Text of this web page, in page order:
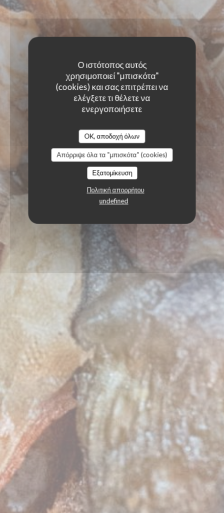
Ο ιστότοπος αυτός
χρησιμοποιεί "μπισκότα"
(cookies) και σας επιτρέπει να
ελέγξετε τι θέλετε να
ενεργοποιήσετε
OK, αποδοχή όλων
Απόρριψε όλα τα "μπισκότα" (cookies)
Εξατομίκευση
Πολιτική απορρήτου
undefined